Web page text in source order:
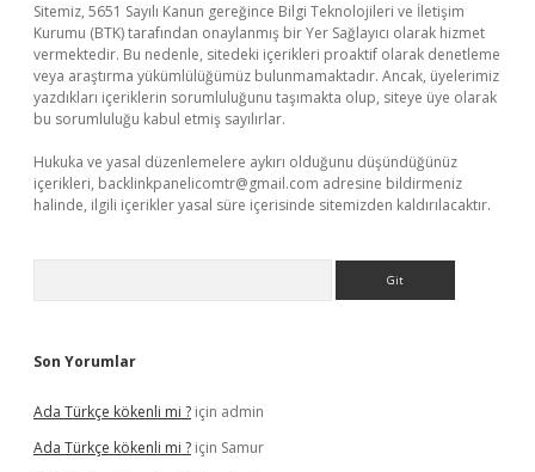
Sitemiz, 5651 Sayılı Kanun gereğince Bilgi Teknolojileri ve İletişim
Kurumu (BTK) tarafından onaylanmış bir Yer Sağlayıcı olarak hizmet
vermektedir. Bu nedenle, sitedeki içerikleri proaktif olarak denetleme
veya araştırma yükümlülüğümüz bulunmamaktadır. Ancak, üyelerimiz
yazdıkları içeriklerin sorumluluğunu taşımakta olup, siteye üye olarak
bu sorumluluğu kabul etmiş sayılırlar.
Hukuka ve yasal düzenlemelere aykırı olduğunu düşündüğünüz
içerikleri, backlinkpanelicomtr@gmail.com adresine bildirmeniz
halinde, ilgili içerikler yasal süre içerisinde sitemizden kaldırılacaktır.
Son Yorumlar
Ada Türkçe kökenli mi ? için admin
Ada Türkçe kökenli mi ? için Samur